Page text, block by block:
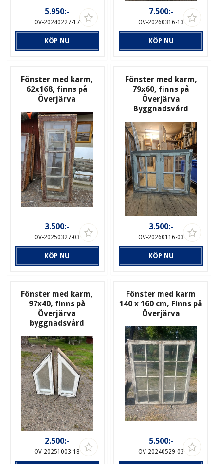
5.950:-
OV-20240227-17
KÖP NU
7.500:-
OV-20260316-13
KÖP NU
Fönster med karm,
62x168, finns på
Överjärva
3.500:-
OV-20250327-03
KÖP NU
Fönster med karm,
79x60, finns på
Överjärva
Byggnadsvård
3.500:-
OV-20260116-03
KÖP NU
Fönster med karm,
97x40, finns på
Överjärva
byggnadsvård
2.500:-
OV-20251003-18
Fönster med karm
140 x 160 cm, Finns på
Överjärva
5.500:-
OV-20240529-03